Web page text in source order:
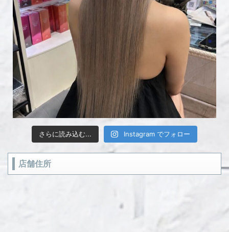
さらに読み込む... Instagram でフォロー
店舗住所